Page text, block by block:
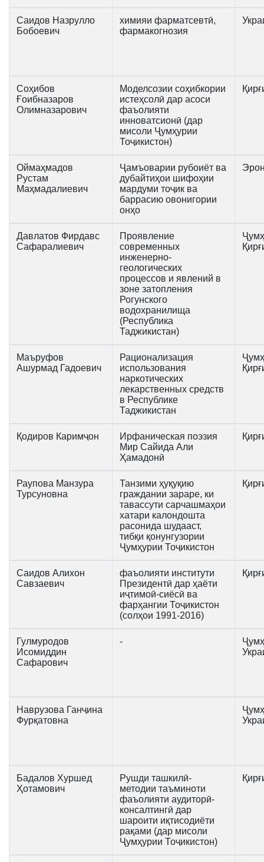
Саидов Назрулло
Бобоевич
химияи фарматсевтӣ,
фармакогнозия
Соҳибов
Ғоибназаров
Олимназарович
Моделсозии соҳибкории
истеҳсолӣ дар асоси
фаъолияти
инноватсионӣ (дар
мисоли Ҷумҳурии
Тоҷикистон)
Оймаҳмадов
Рустам
Маҳмадалиевич
Ҷамъоварии рубоиёт ва
дубайтиҳои шифоҳии
мардуми тоҷик ва
баррасию овонигории
онҳо
Давлатов Фирдавс
Сафаралиевич
Проявление
современных
инженерно-
геологических
процессов и явлений в
зоне затопления
Рогунского
водохранилища
(Республика
Таджикистан)
Маъруфов
Ашурмад Гадоевич
Рационализация
использования
наркотических
лекарственных средств
в Республике
Таджикистан
Қодиров Каримҷон
Ирфаническая поэзия
Мир Сайида Али
Ҳамадонӣ
Раупова Манзура
Турсуновна
Танзими ҳуқуқию
граждании зараре, ки
тавассути сарчашмаҳои
хатари калондошта
расонида шудааст,
тибқи қонунгузории
Ҷумҳурии Тоҷикистон
Саидов Алихон
Савзаевич
фаъолияти институти
Президентӣ дар ҳаёти
иҷтимоӣ-сиёсӣ ва
фарҳангии Тоҷикистон
(солҳои 1991-2016)
Гулмуродов
Исомиддин
Сафарович
-
Наврузова Ганҷина
Фурқатовна
Бадалов Хуршед
Ҳотамович
Рушди ташкилӣ-
методии таъминоти
фаъолияти аудиторӣ-
консалтингӣ дар
шароити иқтисодиёти
рақами (дар мисоли
Ҷумҳурии Тоҷикистон)